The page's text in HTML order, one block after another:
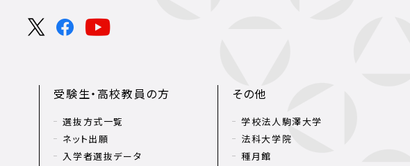
受験生・高校教員の方
選抜方式一覧
ネット出願
入学者選抜データ
その他
学校法人駒澤大学
法科大学院
種月館